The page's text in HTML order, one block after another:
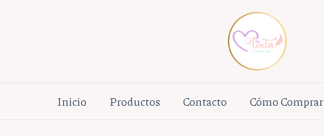
Inicio Productos Contacto Cómo Comprar